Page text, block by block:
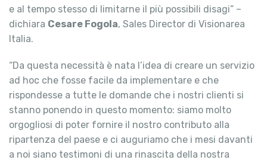
e al tempo stesso di limitarne il più possibili disagi” –
dichiara Cesare Fogola, Sales Director di Visionarea
Italia.
“Da questa necessità è nata l’idea di creare un servizio
ad hoc che fosse facile da implementare e che
rispondesse a tutte le domande che i nostri clienti si
stanno ponendo in questo momento: siamo molto
orgogliosi di poter fornire il nostro contributo alla
ripartenza del paese e ci auguriamo che i mesi davanti
a noi siano testimoni di una rinascita della nostra